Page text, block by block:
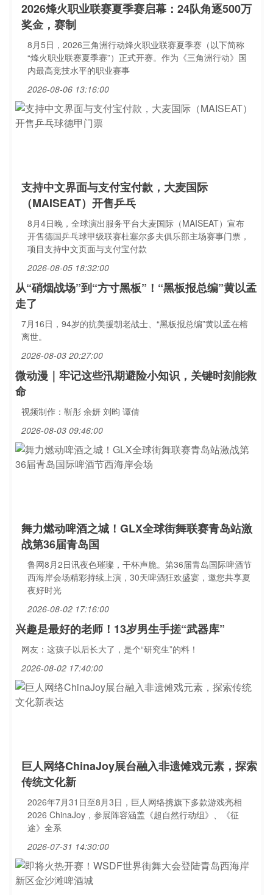
2026烽火职业联赛夏季赛启幕：24队角逐500万
奖金，赛制
8月5日，2026三角洲行动烽火职业联赛夏季赛（以下简称
“烽火职业联赛夏季赛”）正式开赛。作为《三角洲行动》国
内最高竞技水平的职业赛事
2026-08-06 13:16:00
支持中文界面与支付宝付款，大麦国际
（MAISEAT）开售乒乓
8月4日晚，全球演出服务平台大麦国际（MAISEAT）宣布
开售德国乒乓球甲级联赛杜塞尔多夫俱乐部主场赛事门票，
项目支持中文页面与支付宝付款
2026-08-05 18:32:00
从“硝烟战场”到“方寸黑板”！“黑板报总编”黄以孟
走了
7月16日，94岁的抗美援朝老战士、“黑板报总编”黄以孟在榕
离世。
2026-08-03 20:27:00
微动漫｜牢记这些汛期避险小知识，关键时刻能救
命
视频制作：靳彤 余妍 刘昀 谭倩
2026-08-03 09:46:00
舞力燃动啤酒之城！GLX全球街舞联赛青岛站激
战第36届青岛国
鲁网8月2日讯夜色璀璨，干杯声脆。第36届青岛国际啤酒节
西海岸会场精彩持续上演，30天啤酒狂欢盛宴，邀您共享夏
夜好时光
2026-08-02 17:16:00
兴趣是最好的老师！13岁男生手搓“武器库”
网友：这孩子以后长大了，是个“研究生”的料！
2026-08-02 17:40:00
巨人网络ChinaJoy展台融入非遗傩戏元素，探索
传统文化新
2026年7月31日至8月3日，巨人网络携旗下多款游戏亮相
2026 ChinaJoy，参展阵容涵盖《超自然行动组》、《征
途》全系
2026-07-31 14:30:00